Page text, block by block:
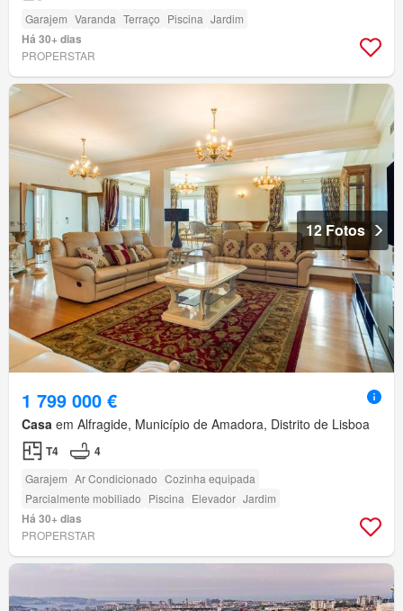
Garajem Varanda Terraço Piscina Jardim
Há 30+ dias
PROPERSTAR
12 Fotos
1 799 000 €
Casa em Alfragide, Município de Amadora, Distrito de Lisboa
T4 4
Garajem Ar Condicionado Cozinha equipada
Parcialmente mobiliado Piscina Elevador Jardim
Há 30+ dias
PROPERSTAR